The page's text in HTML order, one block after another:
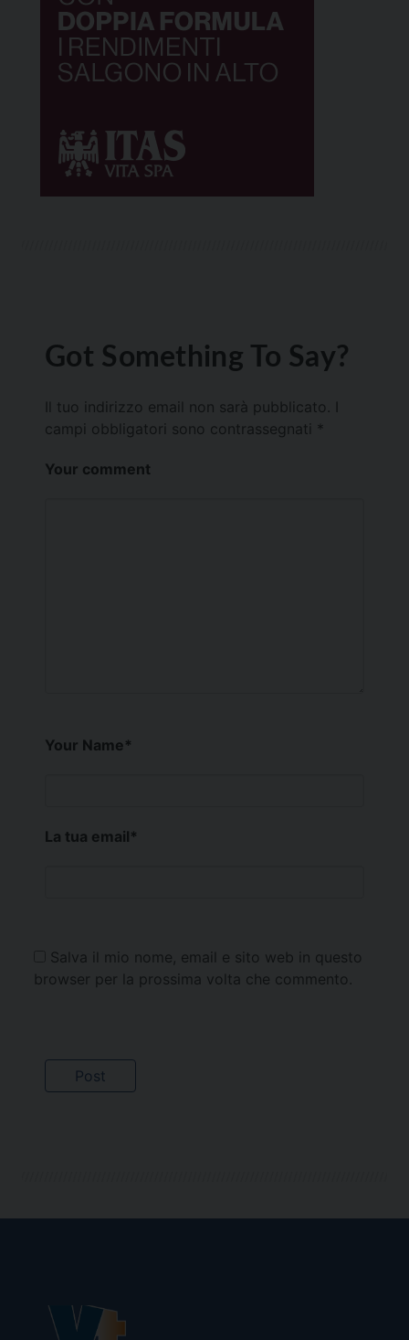
Got Something To Say?
Il tuo indirizzo email non sarà pubblicato.
campi obbligatori sono contrassegnati *
Your comment
Your Name*
La tua email*
Salva il mio nome, email e sito web in questo
browser per la prossima volta che commento.